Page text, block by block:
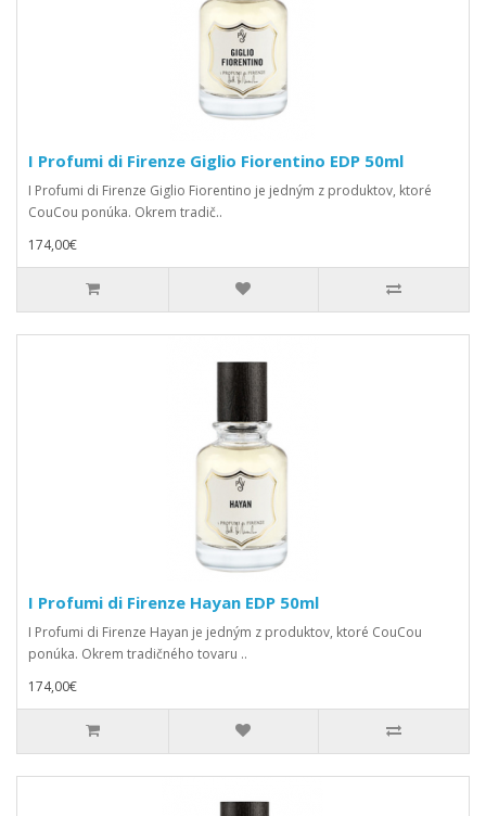
I Profumi di Firenze Giglio Fiorentino EDP 50ml
I Profumi di Firenze Giglio Fiorentino je jedným z produktov, ktoré
CouCou ponúka. Okrem tradič..
174,00€
I Profumi di Firenze Hayan EDP 50ml
I Profumi di Firenze Hayan je jedným z produktov, ktoré CouCou
ponúka. Okrem tradičného tovaru ..
174,00€